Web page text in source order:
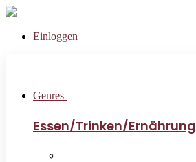
Einloggen
Genres
Essen/Trinken/Ernährung